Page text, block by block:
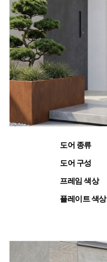
도어 종류
도어 구성
프레임 색상
플레이트 색상